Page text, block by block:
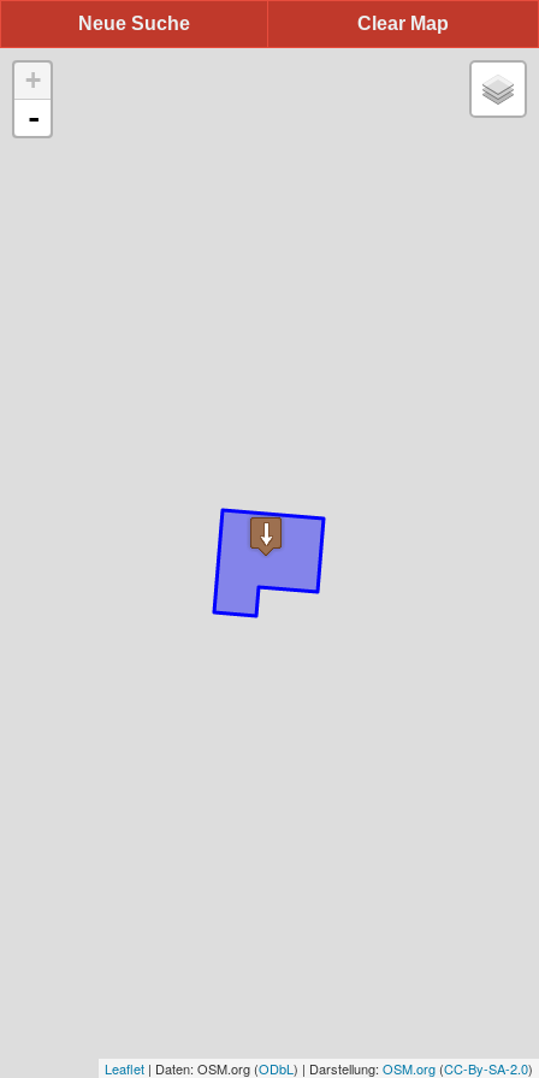
Clear Map
Neue Suche
+
-
Leaflet | Daten: OSM.org (ODbL ) | Darstellung: OSM.org (CC-By-SA-2.0)